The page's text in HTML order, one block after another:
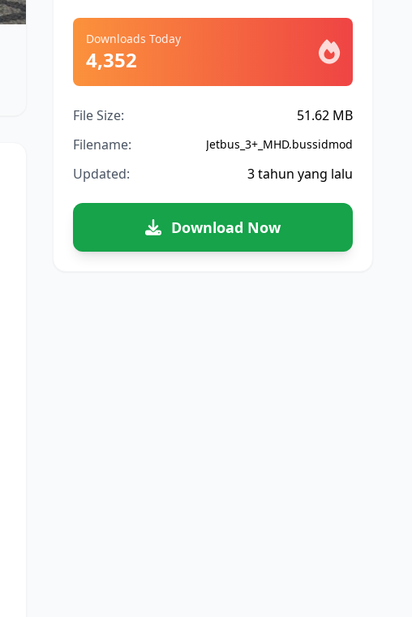
Downloads Today
4,352
File Size:
51.62 MB
Filename:
Jetbus_3+_MHD.bussidmod
Updated: 3 tahun yang lalu
Download Now